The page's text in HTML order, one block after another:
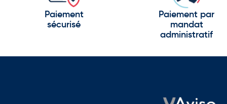
Paiement
sécurisé
Paiement par
mandat
administratif